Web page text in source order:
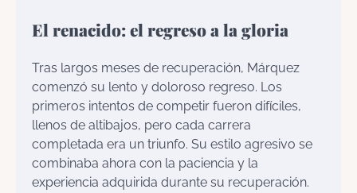
El renacido: el regreso a la gloria
Tras largos meses de recuperación, Márquez
comenzó su lento y doloroso regreso. Los
primeros intentos de competir fueron difíciles,
llenos de altibajos, pero cada carrera
completada era un triunfo. Su estilo agresivo se
combinaba ahora con la paciencia y la
experiencia adquirida durante su recuperación.